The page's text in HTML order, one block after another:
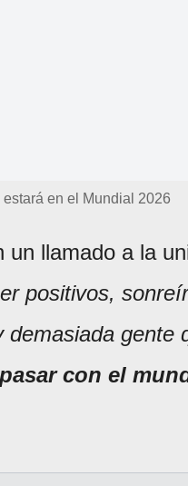
en el Mundial 2026
llamado a la
positivos,
gente
con el